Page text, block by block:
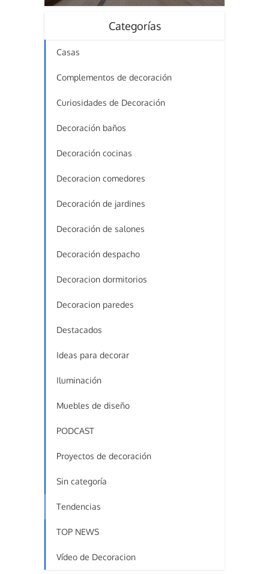
Categorías
Casas
Complementos de decoración
Curiosidades de Decoración
Decoración baños
Decoración cocinas
Decoracion comedores
Decoración de jardines
Decoración de salones
Decoración despacho
Decoracion dormitorios
Decoracion paredes
Destacados
Ideas para decorar
Iluminación
Muebles de diseño
PODCAST
Proyectos de decoración
Sin categoría
Tendencias
TOP NEWS
Vídeo de Decoracion